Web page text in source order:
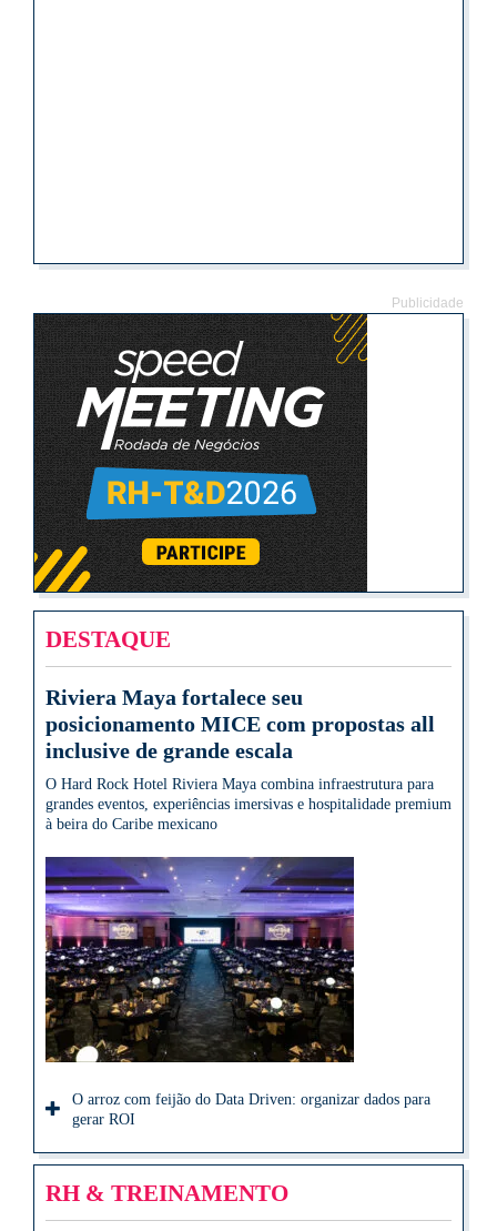
Publicidade
DESTAQUE
Riviera Maya fortalece seu
posicionamento MICE com propostas all
inclusive de grande escala
O Hard Rock Hotel Riviera Maya combina infraestrutura para
grandes eventos, experiências imersivas e hospitalidade premium
à beira do Caribe mexicano
O arroz com feijão do Data Driven: organizar dados para
gerar ROI
RH & TREINAMENTO